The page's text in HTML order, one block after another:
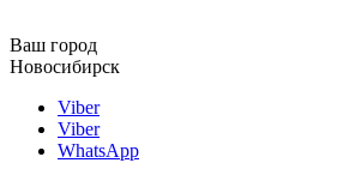
Ваш город
Новосибирск
Viber
Viber
WhatsApp